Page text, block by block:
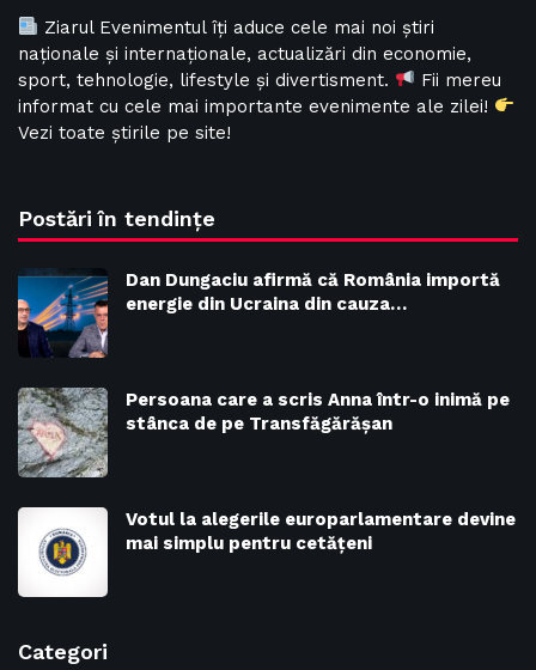
Ziarul Evenimentul îți aduce cele mai noi știri
naționale și internaționale, actualizări din economie,
sport, tehnologie, lifestyle și divertisment.
Fii mereu
informat cu cele mai importante evenimente ale zilei!
Vezi toate știrile pe site!
Postări în tendințe
Dan Dungaciu afirmă că România importă
energie din Ucraina din cauza…
Persoana care a scris Anna într-o inimă pe
stânca de pe Transfăgărășan
Votul la alegerile europarlamentare devine
mai simplu pentru cetățeni
Categori